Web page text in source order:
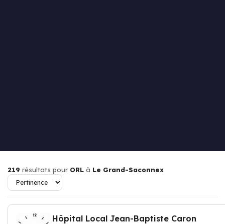
219 résultats pour ORL à Le Grand-Saconnex
Hôpital Local Jean-Baptiste Caron